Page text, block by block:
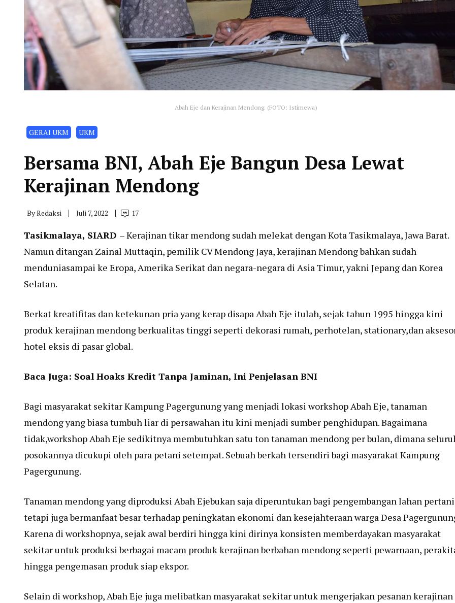
Abah Eje dan Kerajinan Mendong. (FOTO: Istimewa)
GERAI UKM UKM
Bersama BNI, Abah Eje Bangun Desa Lewat
Kerajinan Mendong
ByRedaksi Juli 7, 2022 17
Tasikmalaya, SIARD – Kerajinan tikar mendong sudah melekat dengan Kota Tasikmalaya, Jawa Barat.
Namun ditangan Zainal Muttaqin, pemilik CV Mendong Jaya, kerajinan Mendong bahkan sudah
menduniasampai ke Eropa, Amerika Serikat dan negara-negara di Asia Timur, yakni Jepang dan Korea
Selatan.
Berkat kreatifitas dan ketekunan pria yang kerap disapa Abah Eje itulah, sejak tahun 1995 hingga kini
produk kerajinan mendong berkualitas tinggi seperti dekorasi rumah, perhotelan, stationary,dan
hotel eksis di pasar global.
Baca Juga: Soal Hoaks Kredit Tanpa Jaminan, Ini Penjelasan BNI
Bagi masyarakat sekitar Kampung Pagergunung yang menjadi lokasi workshop Abah Eje, tanaman
mendong yang biasa tumbuh liar di persawahan itu kini menjadi sumber penghidupan. Bagaimana
tidak,workshop Abah Eje sedikitnya membutuhkan satu ton tanaman mendong per bulan, dimana
posokannya dicukupi oleh para petani setempat. Sebuah berkah tersendiri bagi masyarakat Kampung
Pagergunung.
Tanaman mendong yang diproduksi Abah Ejebukan saja diperuntukan bagi pengembangan lahan
tetapi juga bermanfaat besar terhadap peningkatan ekonomi dan kesejahteraan warga Desa
Karena di workshopnya, sejak awal berdiri hingga kini dirinya konsisten memberdayakan masyarakat
sekitar untuk produksi berbagai macam produk kerajinan berbahan mendong seperti pewarnaan,
hingga pengemasan produk siap ekspor.
Selain di workshop, Abah Eje juga melibatkan masyarakat sekitar untuk mengerjakan pesanan kerajinan